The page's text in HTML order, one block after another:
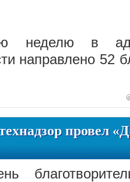
в
направлено 52
провел